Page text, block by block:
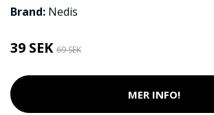
Brand: Nedis
39 SEK 69 SEK
MER INFO!